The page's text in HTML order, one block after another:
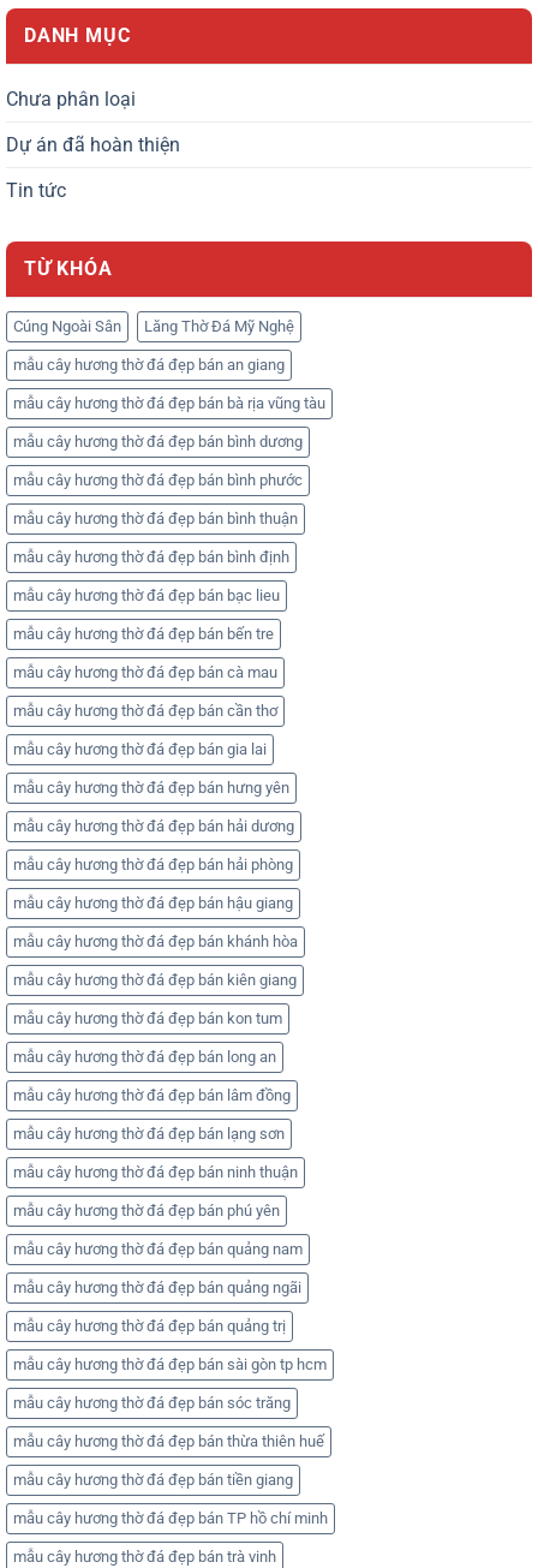
DANH MỤC
Chưa phân loại
Dự án đã hoàn thiện
Tin tức
TỪ KHÓA
Cúng Ngoài Sân Lăng Thờ Đá Mỹ Nghệ
mẫu cây hương thờ đá đẹp bán an giang
mẫu cây hương thờ đá đẹp bán bà rịa vũng tàu
mẫu cây hương thờ đá đẹp bán bình dương
mẫu cây hương thờ đá đẹp bán bình phước
mẫu cây hương thờ đá đẹp bán bình thuận
mẫu cây hương thờ đá đẹp bán bình định
mẫu cây hương thờ đá đẹp bán bạc lieu
mẫu cây hương thờ đá đẹp bán bến tre
mẫu cây hương thờ đá đẹp bán cà mau
mẫu cây hương thờ đá đẹp bán cần thơ
mẫu cây hương thờ đá đẹp bán gia lai
mẫu cây hương thờ đá đẹp bán hưng yên
mẫu cây hương thờ đá đẹp bán hải dương
mẫu cây hương thờ đá đẹp bán hải phòng
mẫu cây hương thờ đá đẹp bán hậu giang
mẫu cây hương thờ đá đẹp bán khánh hòa
mẫu cây hương thờ đá đẹp bán kiên giang
mẫu cây hương thờ đá đẹp bán kon tum
mẫu cây hương thờ đá đẹp bán long an
mẫu cây hương thờ đá đẹp bán lâm đồng
mẫu cây hương thờ đá đẹp bán lạng sơn
mẫu cây hương thờ đá đẹp bán ninh thuận
mẫu cây hương thờ đá đẹp bán phú yên
mẫu cây hương thờ đá đẹp bán quảng nam
mẫu cây hương thờ đá đẹp bán quảng ngãi
mẫu cây hương thờ đá đẹp bán quảng trị
mẫu cây hương thờ đá đẹp bán sài gòn tp hcm
mẫu cây hương thờ đá đẹp bán sóc trăng
mẫu cây hương thờ đá đẹp bán thừa thiên huế
mẫu cây hương thờ đá đẹp bán tiền giang
mẫu cây hương thờ đá đẹp bán TP hồ chí minh
mẫu cây hương thờ đá đẹp bán trà vinh